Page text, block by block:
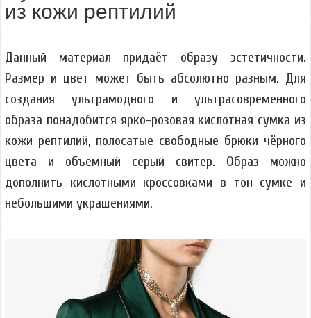
из кожи рептилий
Данный материал придаёт образу эстетичности.
Размер и цвет может быть абсолютно разным. Для
создания ультрамодного и ультрасовременного
образа понадобится ярко-розовая кислотная сумка из
кожи рептилий, полосатые свободные брюки чёрного
цвета и объемный серый свитер. Образ можно
дополнить кислотными кроссовками в тон сумке и
небольшими украшениями.